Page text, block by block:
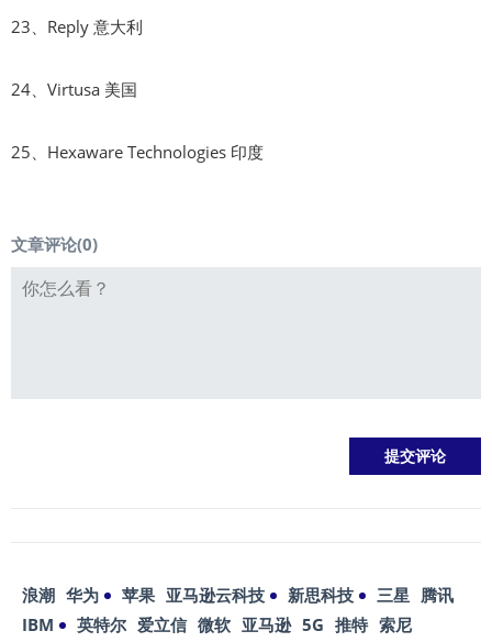
23、Reply 意大利
24、Virtusa 美国
25、Hexaware Technologies 印度
文章评论(0)
浪潮 华为 苹果 亚马逊云科技 新思科技 三星 腾讯
IBM
英特尔 爱立信 微软 亚马逊 5G 推特 索尼